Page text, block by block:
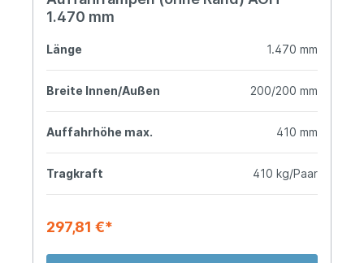
1.470 mm
Länge 1.470 mm
Breite Innen/Außen 200/200 mm
Auffahrhöhe max. 410 mm
Tragkraft 410 kg/Paar
297,81 €*